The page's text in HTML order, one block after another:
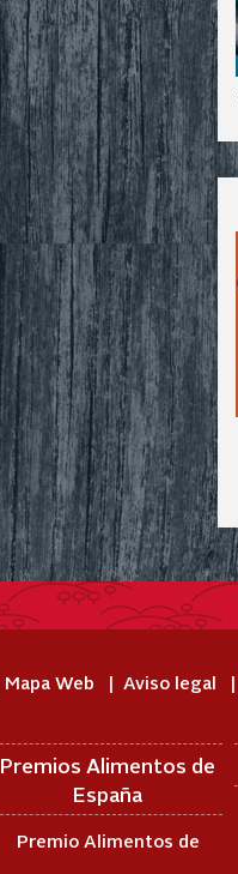
Mapa Web Aviso legal
Premios Alimentos de
España
Premio Alimentos de